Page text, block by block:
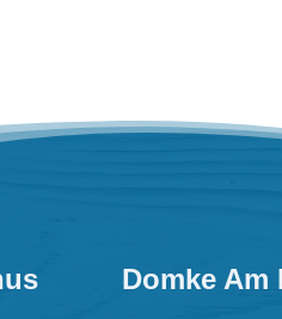
Domke Am